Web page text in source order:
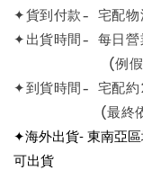
✦貨到付款- 宅配物
✦出貨時間- 每日營
(例假日停
✦到貨時間- 宅配約
(最終依物流
✦海外出貨- 東南亞
可出貨